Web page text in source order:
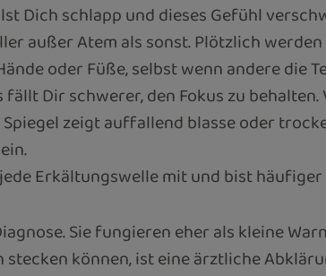
Dich schlapp und dieses Gefühl
außer Atem als sonst. Plötzlich
oder Füße, selbst wenn andere die
fällt Dir schwerer, den Fokus zu
zeigt auffallend blasse oder
Erkältungswelle mit und bist
Sie fungieren eher als kleine
können, ist eine ärztliche